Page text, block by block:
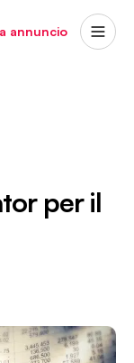
annuncio
per il